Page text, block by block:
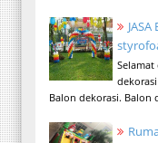
Balon dekorasi. Balon